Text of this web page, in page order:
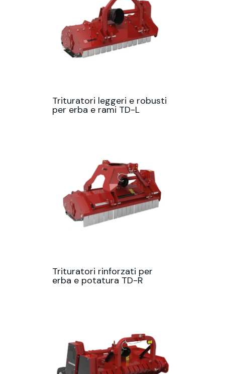
Trituratori leggeri e robusti
per erba e rami TD-L
Trituratori rinforzati per
erba e potatura TD-R